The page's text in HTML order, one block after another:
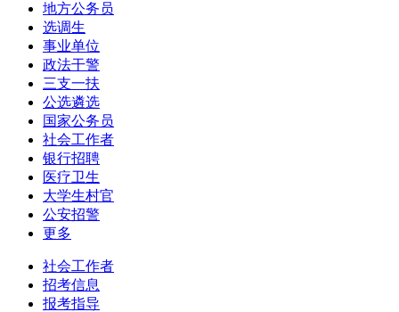
地方公务员
选调生
事业单位
政法干警
三支一扶
公选遴选
国家公务员
社会工作者
银行招聘
医疗卫生
大学生村官
公安招警
更多
社会工作者
招考信息
报考指导